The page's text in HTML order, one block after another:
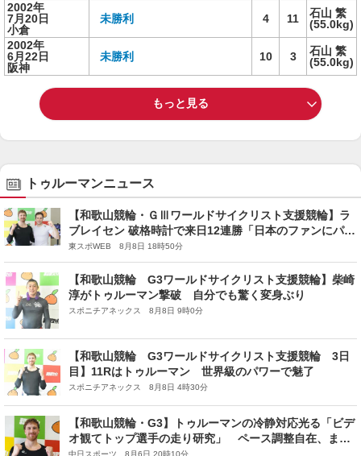
2002年
7月20日
小倉
未勝利 4 11
石山 繁
(55.0kg)
2002年
6月22日
阪神
未勝利 10 3
石山 繁
(55.0kg)
もっと見る
トゥルーマンニュース
【和歌山競輪・ＧⅢワールドサイクリスト支援競輪】ラ
ブレイセン 破格時計で来日12連勝「日本のファンにパワ
ーを見せられて良かった」
東スポWEB 8月8日 18時50分
【和歌山競輪 G3ワールドサイクリスト支援競輪】柴崎
淳がトゥルーマン撃破 自分でも驚く変身ぶり
スポニチアネックス 8月8日 9時0分
【和歌山競輪 G3ワールドサイクリスト支援競輪 3日
目】11Rはトゥルーマン 世界級のパワーで魅了
スポニチアネックス 8月8日 4時30分
【和歌山競輪・G3】トゥルーマンの冷静対応光る「ビデ
オ観てトップ選手の走り研究」 ペース調整自在、まく
りに合わせる「学習が生きた」
中日スポーツ 8月6日 20時10分